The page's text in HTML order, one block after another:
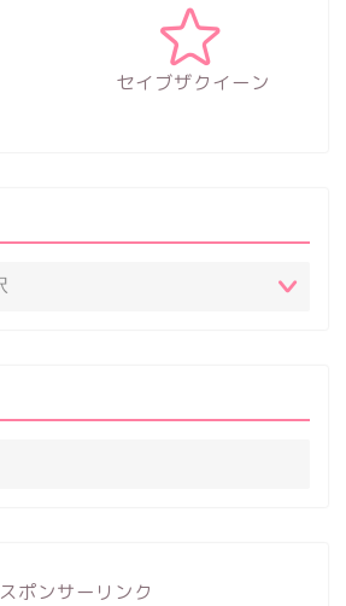
セイブザクイーン
スポンサーリンク